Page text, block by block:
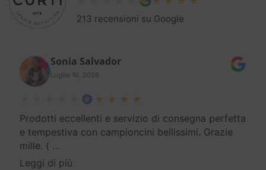
213 recensioni su Google
Sonia Salvador
Luglio 16, 2026
Prodotti eccellenti e servizio di consegna perfetta
e tempestiva con campioncini bellissimi. Grazie
mille. ( …
Leggi di più